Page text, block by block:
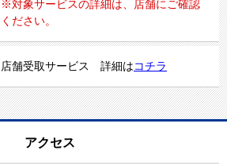
※対象サービスの詳細は、店舗にご確認
ください。
店舗受取サービス 詳細はコチラ
アクセス